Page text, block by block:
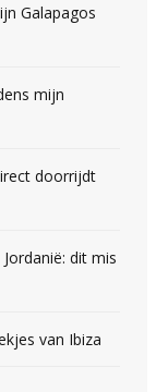
Galapagos
mijn
doorrijdt
dit mis
van Ibiza